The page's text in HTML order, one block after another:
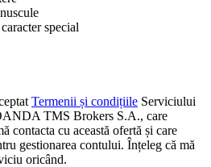
special
Termenii și condițiile Serviciului
TMS Brokers S.A., care
contacta cu această ofertă și care
gestionarea contului. Înțeleg că mă
oricând.